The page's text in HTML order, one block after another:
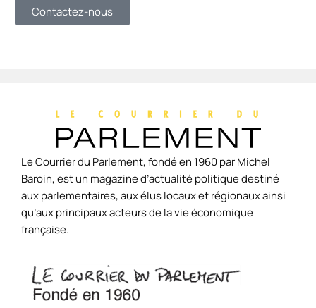
Contactez-nous
Le Courrier du Parlement, fondé en 1960 par Michel
Baroin, est un magazine d’actualité politique destiné
aux parlementaires, aux élus locaux et régionaux ainsi
qu’aux principaux acteurs de la vie économique
française.